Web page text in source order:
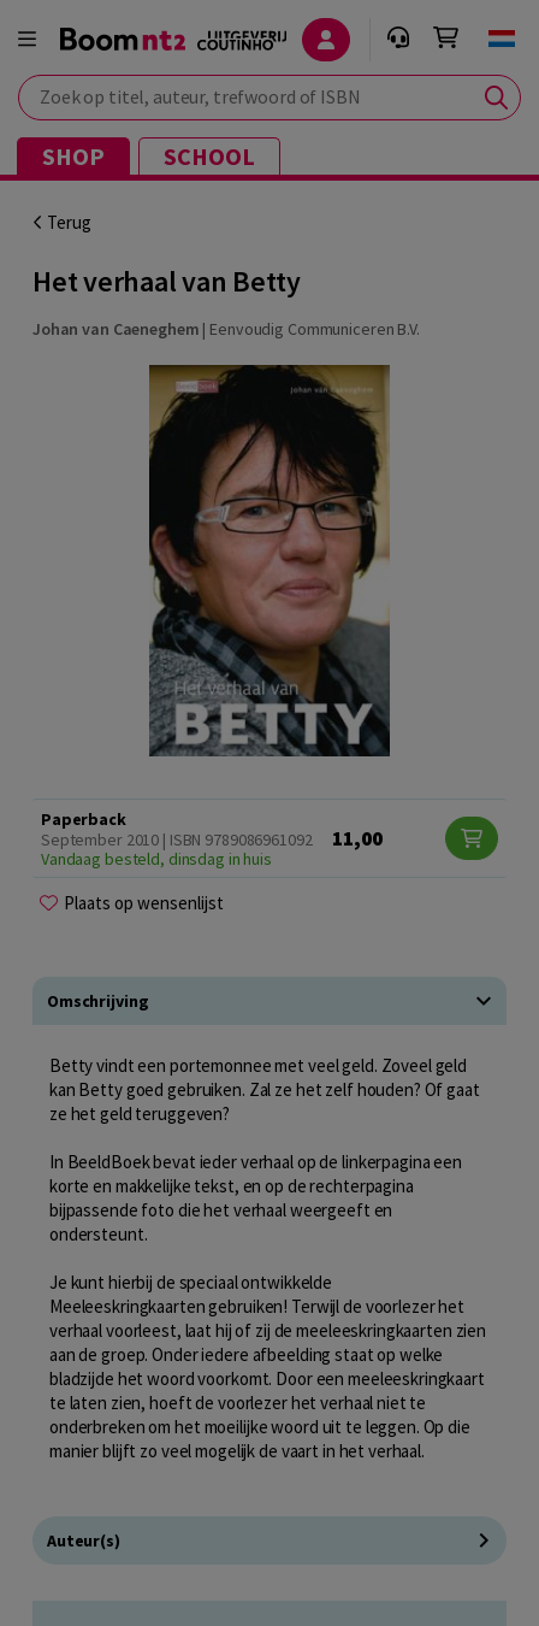
Zoek op titel, auteur, trefwoord of ISBN
SHOP SCHOOL
Terug
Het verhaal van Betty
Johan van Caeneghem | Eenvoudig Communiceren B.V.
Paperback
September 2010 | ISBN 9789086961092
Vandaag besteld, dinsdag in huis
11,00
Plaats op wensenlijst
Omschrijving
Betty vindt een portemonnee met veel geld. Zoveel geld
kan Betty goed gebruiken. Zal ze het zelf houden? Of gaat
ze het geld teruggeven?
In BeeldBoek bevat ieder verhaal op de linkerpagina een
korte en makkelijke tekst, en op de rechterpagina
bijpassende foto die het verhaal weergeeft en
ondersteunt.
Je kunt hierbij de speciaal ontwikkelde
Meeleeskringkaarten gebruiken! Terwijl de voorlezer het
verhaal voorleest, laat hij of zij de meeleeskringkaarten zien
aan de groep. Onder iedere afbeelding staat op welke
bladzijde het woord voorkomt. Door een meeleeskringkaart
te laten zien, hoeft de voorlezer het verhaal niet te
onderbreken om het moeilijke woord uit te leggen. Op die
manier blijft zo veel mogelijk de vaart in het verhaal.
Auteur(s)